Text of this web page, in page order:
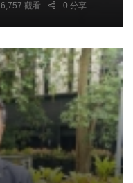
6,757 觀看 0 分享